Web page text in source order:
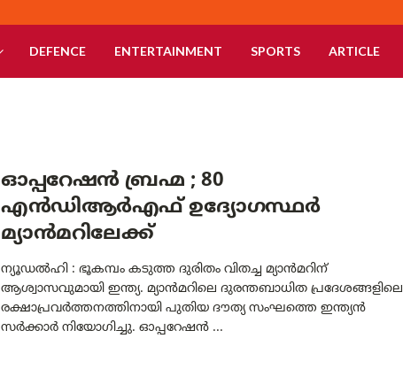
DEFENCE ENTERTAINMENT SPORTS ARTICLE
ഓപ്പറേഷൻ ബ്രഹ്മ ; 80
എൻ‌ഡി‌ആർ‌എഫ് ഉദ്യോഗസ്ഥർ
മ്യാൻമറിലേക്ക്
ന്യൂഡൽഹി : ഭൂകമ്പം കടുത്ത ദുരിതം വിതച്ച മ്യാൻമറിന്
ആശ്വാസവുമായി ഇന്ത്യ. മ്യാൻമറിലെ ദുരന്തബാധിത പ്രദേശങ്ങളിലെ
രക്ഷാപ്രവർത്തനത്തിനായി പുതിയ ദൗത്യ സംഘത്തെ ഇന്ത്യൻ
സർക്കാർ നിയോഗിച്ചു. ഓപ്പറേഷൻ ...